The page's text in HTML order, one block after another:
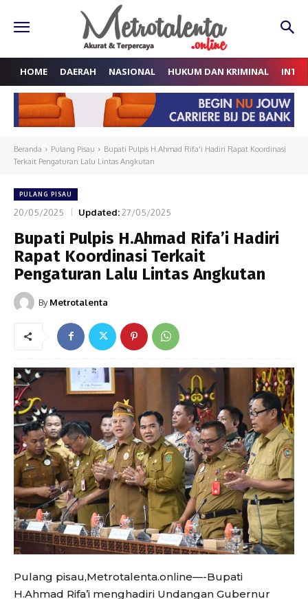
HOME DAERAH NASIONAL HUKUM DAN KRIMINAL
Beranda Pulang Pisau
Bupati Pulpis H.Ahmad Rifa'i Hadiri Rapat Koordinasi
Terkait Pengaturan Lalu Lintas Angkutan
PULANG PISAU
20/05/2025 Updated:27/05/2025
Bupati Pulpis H.Ahmad Rifa’i Hadiri
Rapat Koordinasi Terkait
Pengaturan Lalu Lintas Angkutan
By Metrotalenta
Pulang pisau,Metrotalenta.online—-Bupati
H.Ahmad Rifa’i menghadiri Undangan Gubernur